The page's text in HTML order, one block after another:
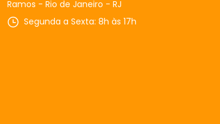
Ramos - Rio de Janeiro - RJ
Segunda a Sexta: 8h às 17h